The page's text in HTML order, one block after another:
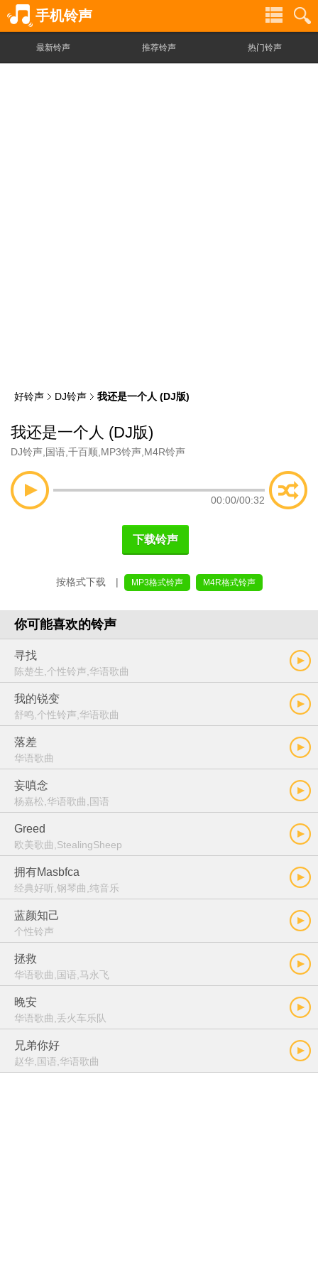
手机铃声
最新铃声 推荐铃声 热门铃声
好铃声 DJ铃声 我还是一个人 (DJ版)
我还是一个人 (DJ版)
DJ铃声 国语 千百顺 MP3铃声 M4R铃声
00:00/00:32
下载铃声
按格式下载 | MP3格式铃声 M4R格式铃声
你可能喜欢的铃声
寻找
陈楚生,个性铃声,华语歌曲
我的锐变
舒鸣,个性铃声,华语歌曲
落差
华语歌曲
妄嗔念
杨嘉松,华语歌曲,国语
Greed
欧美歌曲,StealingSheep
拥有Masbfca
经典好听,钢琴曲,纯音乐
蓝颜知己
个性铃声
拯救
华语歌曲,国语,马永飞
晚安
华语歌曲,丢火车乐队
兄弟你好
赵华,国语,华语歌曲